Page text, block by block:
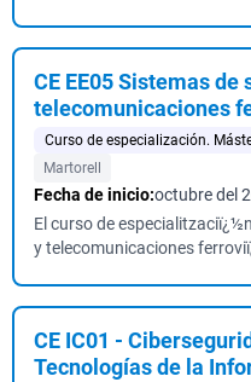
CE EE05 Sistemas de
telecomunicaciones
Curso de especialización.
Martorell
Fecha de inicio:octubre del
El curso de
y telecomunicaciones
CE IC01 -
Tecnologías de la